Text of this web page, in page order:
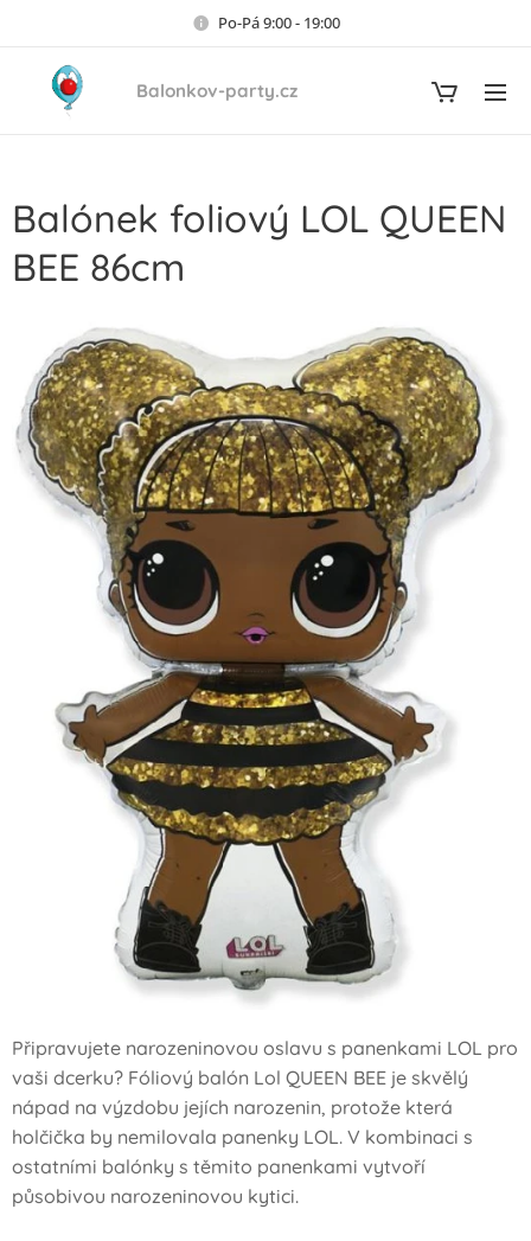
Po-Pá 9:00 - 19:00
Balonkov-party.cz
Balónek foliový LOL QUEEN
BEE 86cm
Připravujete narozeninovou oslavu s panenkami LOL pro
vaši dcerku? Fóliový balón Lol QUEEN BEE je skvělý
nápad na výzdobu jejích narozenin, protože která
holčička by nemilovala panenky LOL. V kombinaci s
ostatními balónky s těmito panenkami vytvoří
působivou narozeninovou kytici.